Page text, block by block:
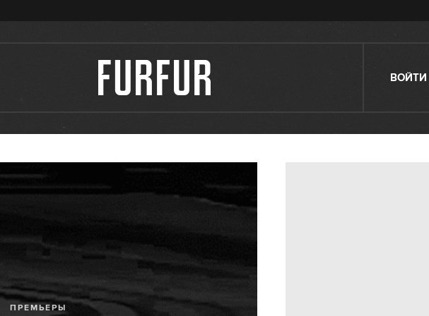
ВОЙТИ
ПРЕМЬЕРЫ